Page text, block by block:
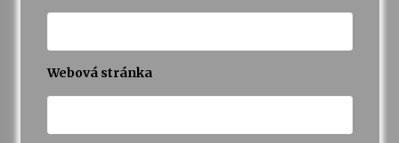
Webová stránka